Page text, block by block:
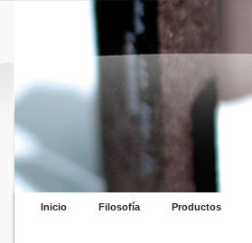
Inicio Filosofía Productos